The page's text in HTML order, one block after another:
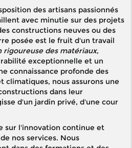
des artisans passionnés
avec minutie sur des projets
constructions neuves ou des
posée est le fruit d'un travail
rigoureuse des matériaux,
exceptionnelle et un
connaissance profonde des
climatiques, nous assurons une
dans leur
d'un jardin privé, d'une cour
sur l'innovation continue et
nos services. Nous